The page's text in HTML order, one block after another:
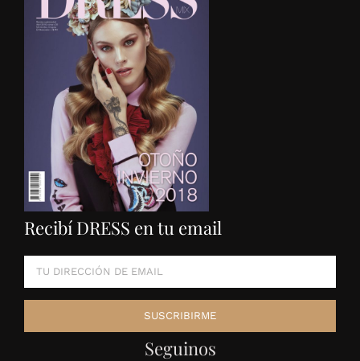
Recibí DRESS en tu email
Seguinos